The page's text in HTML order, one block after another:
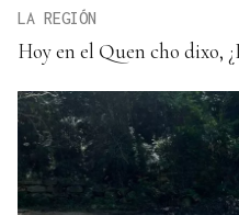
LA REGIÓN
Hoy en el Quen cho dixo,